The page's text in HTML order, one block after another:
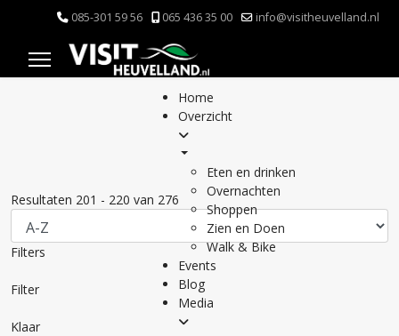
085-301 59 56 065 436 35 00 info@visitheuvelland.nl
Home
Overzicht
Eten en drinken
Overnachten
Shoppen
Zien en Doen
Walk & Bike
Events
Blog
Media
Resultaten 201 - 220 van 276
Filters
Filter
Klaar